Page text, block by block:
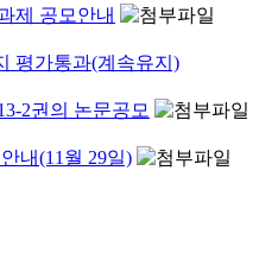
제 공모안내
평가통과(계속유지)
2권의 논문공모
내(11월 29일)